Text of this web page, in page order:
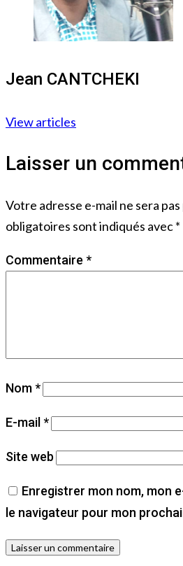
Jean CANTCHEKI
View articles
Laisser un
Votre adresse e-mail ne sera
obligatoires sont indiqués avec*
Commentaire *
Nom*
E-mail *
Site web
Enregistrer mon nom, mon
le navigateur pour mon